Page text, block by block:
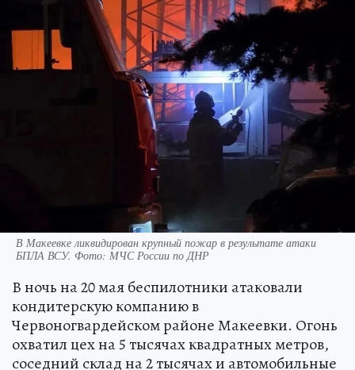
В Макеевке ликвидирован крупный пожар в результате атаки
БПЛА ВСУ. Фото: МЧС России по ДНР
В ночь на 20 мая беспилотники атаковали
кондитерскую компанию в
Червоногвардейском районе Макеевки. Огонь
охватил цех на 5 тысячах квадратных метров,
соседний склад на 2 тысячах и автомобильные